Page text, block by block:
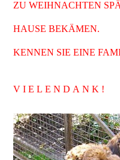
ZU WEIHNACHTEN
HAUSE BEKÄMEN.
KENNEN SIE EINE
V I E L E N D A N K !